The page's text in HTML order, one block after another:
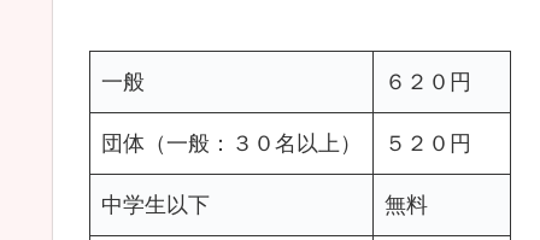
一般 ６２０円
団体（一般：３０名以上） ５２０円
中学生以下 無料